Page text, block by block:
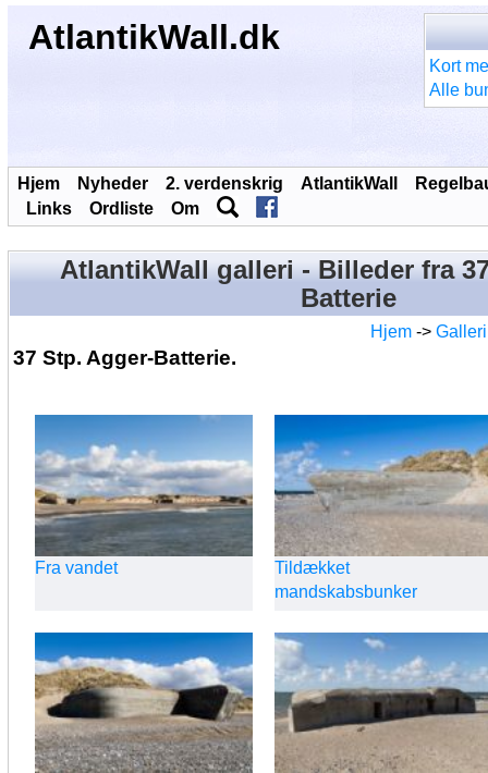
AtlantikWall.dk
Kort
Alle
Hjem Nyheder 2. verdenskrig AtlantikWall
Links
Ordliste Om
AtlantikWall galleri - Billeder fra
Batterie
Hjem-> Galleri
37 Stp. Agger-Batterie.
Fra vandet
Tildækket
mandskabsbunker